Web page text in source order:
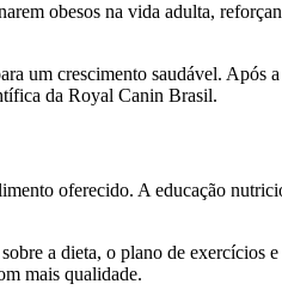
obesos na vida adulta,
um crescimento saudável. Após a
da Royal Canin Brasil.
oferecido. A educação
a dieta, o plano de exercícios
mais qualidade.